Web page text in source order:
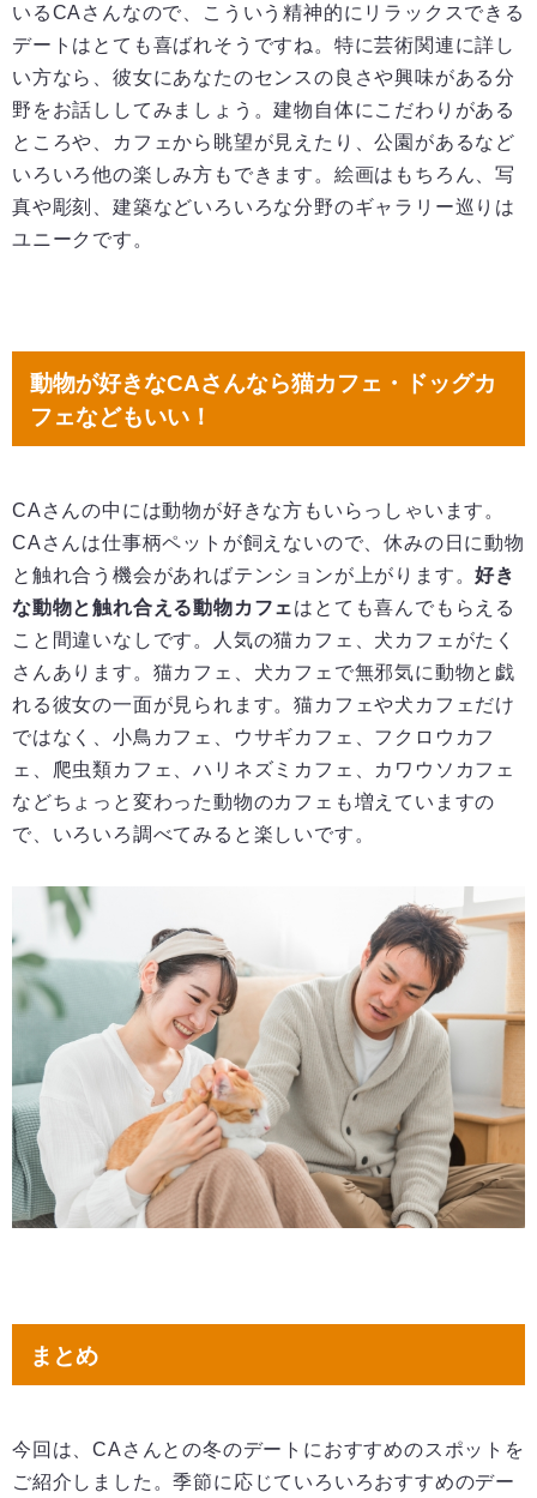
いるCAさんなので、こういう精神的にリラックスできる
デートはとても喜ばれそうですね。特に芸術関連に詳し
い方なら、彼女にあなたのセンスの良さや興味がある分
野をお話ししてみましょう。建物自体にこだわりがある
ところや、カフェから眺望が見えたり、公園があるなど
いろいろ他の楽しみ方もできます。絵画はもちろん、写
真や彫刻、建築などいろいろな分野のギャラリー巡りは
ユニークです。
動物が好きなCAさんなら猫カフェ・ドッグカ
フェなどもいい！
CAさんの中には動物が好きな方もいらっしゃいます。
CAさんは仕事柄ペットが飼えないので、休みの日に動物
と触れ合う機会があればテンションが上がります。好き
な動物と触れ合える動物カフェはとても喜んでもらえる
こと間違いなしです。人気の猫カフェ、犬カフェがたく
さんあります。猫カフェ、犬カフェで無邪気に動物と戯
れる彼女の一面が見られます。猫カフェや犬カフェだけ
ではなく、小鳥カフェ、ウサギカフェ、フクロウカフ
ェ、爬虫類カフェ、ハリネズミカフェ、カワウソカフェ
などちょっと変わった動物のカフェも増えていますの
で、いろいろ調べてみると楽しいです。
まとめ
今回は、CAさんとの冬のデートにおすすめのスポットを
ご紹介しました。季節に応じていろいろおすすめのデー